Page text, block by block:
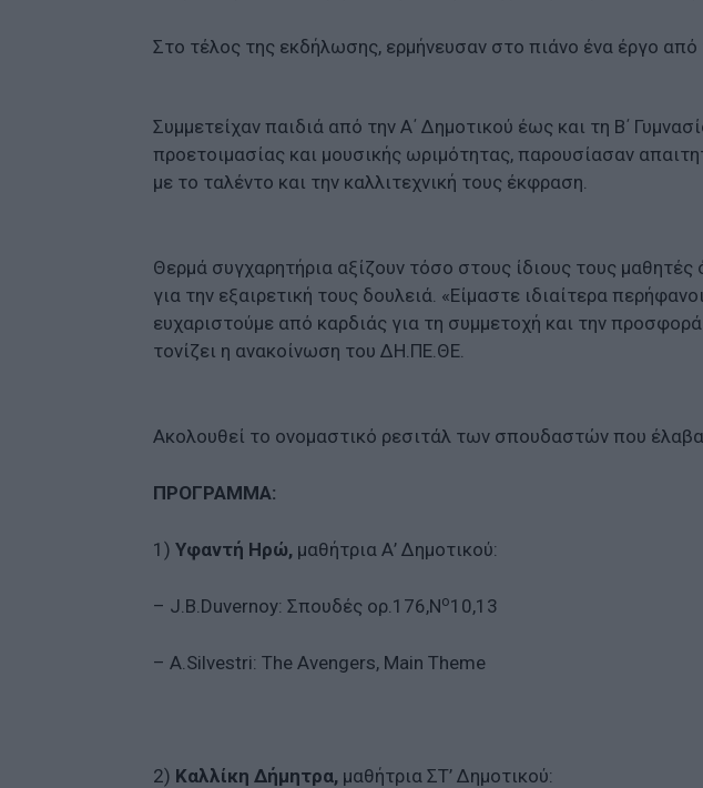
Στο τέλος της εκδήλωσης, ερμήνευσαν στο πιάνο ένα έργο από
Συμμετείχαν παιδιά από την Α΄ Δημοτικού έως και τη Β΄
προετοιμασίας και μουσικής ωριμότητας, παρουσίασαν
με το ταλέντο και την καλλιτεχνική τους έκφραση.
Θερμά συγχαρητήρια αξίζουν τόσο στους ίδιους τους
για την εξαιρετική τους δουλειά. «Είμαστε ιδιαίτερα
ευχαριστούμε από καρδιάς για τη συμμετοχή και την
τονίζει η ανακοίνωση του ΔΗ.ΠΕ.ΘΕ.
Ακολουθεί το ονομαστικό ρεσιτάλ των σπουδαστών που
ΠΡΟΓΡΑΜΜΑ:
1) Υφαντή Ηρώ, μαθήτρια Α’ Δημοτικού:
– J.B.Duvernoy: Σπουδές ορ.176,Νο10,13
– A.Silvestri: The Avengers, Main Theme
2) Καλλίκη Δήμητρα, μαθήτρια ΣΤ’ Δημοτικού: